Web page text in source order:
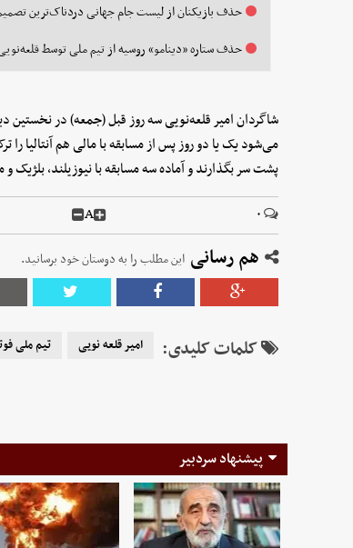
حذف بازیکنان از لیست جام جهانی دردناک‌ترین
حذف ستاره «دینامو» روسیه از تیم ملی توسط
می‌شود یک یا دو روز پس از مسابقه با مالی هم آنتالیا
پشت سر بگذارند و آماده سه مسابقه با نیوزیلند، بلژیک
۰ A
هم رسانی این مطلب را به دوستان خود برسانید.
کلمات کلیدی: امیر قلعه نویی تیم ملی
پیشنهاد سردبیر